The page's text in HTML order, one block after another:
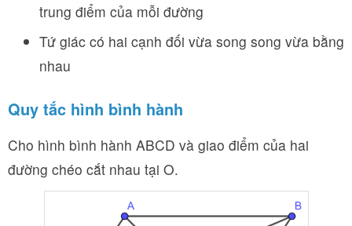
trung điểm của mỗi đường
Tứ giác có hai cạnh đối vừa song song vừa bằng
nhau
Quy tắc hình bình hành
Cho hình bình hành ABCD và giao điểm của hai
đường chéo cắt nhau tại O.